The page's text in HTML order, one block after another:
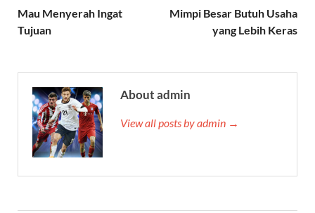
Mau Menyerah Ingat
Tujuan
Mimpi Besar Butuh Usaha
yang Lebih Keras
About admin
View all posts by admin →